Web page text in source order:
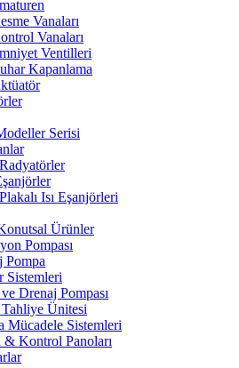
Vanaları
Vanaları
Ventilleri
Kapanlama
Serisi
Isı Eşanjörleri
Ürünler
Pompası
Pompa
Sistemleri
Drenaj Pompası
Tahliye Ünitesi
Mücadele Sistemleri
Kontrol Panoları